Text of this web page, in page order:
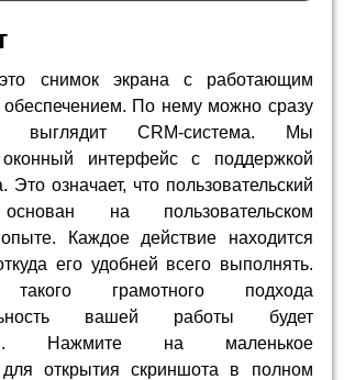
снимок экрана с работающим
По нему можно сразу
выглядит CRM-система. Мы
оконный интерфейс с поддержкой
Это означает, что пользовательский
на пользовательском
Каждое действие находится
его удобней всего выполнять.
грамотного подхода
вашей работы будет
Нажмите на маленькое
открытия скриншота в полном